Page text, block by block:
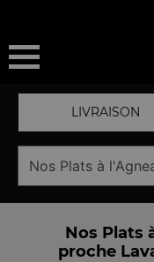
LIVRAISON
Nos Plats
proche